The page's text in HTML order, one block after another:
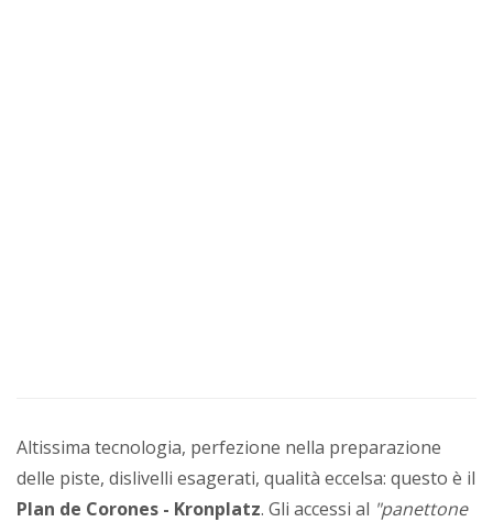
Altissima tecnologia, perfezione nella preparazione
delle piste, dislivelli esagerati, qualità eccelsa: questo è il
Plan de Corones - Kronplatz. Gli accessi al "panettone